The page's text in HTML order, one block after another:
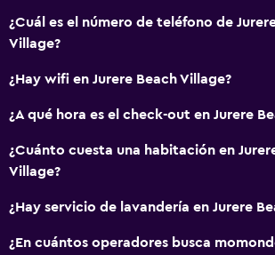
Minibar
Salud y seguridad
Ideal para familias
Cuidado de niños o guardería
Piscina (para niños)
¿Cuál es el número de teléfono de
Village?
¿Hay wifi en Jurere Beach Village?
¿A qué hora es el check-out en Jurere
¿Cuánto cuesta una habitación en
Village?
¿Hay servicio de lavandería en Jurere
¿En cuántos operadores busca